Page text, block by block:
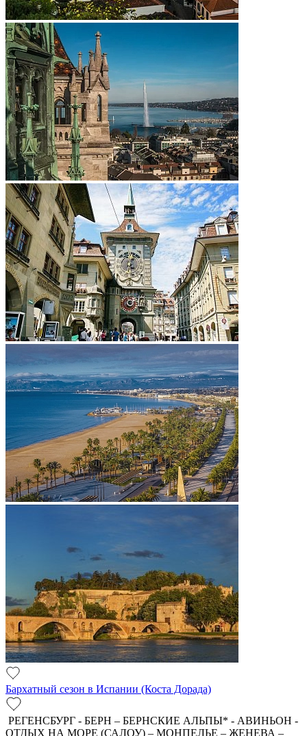
Бархатный сезон в Испании (Коста Дорада)
РЕГЕНСБУРГ - БЕРН – БЕРНСКИЕ АЛЬПЫ* - АВИНЬОН -
ОТДЫХ НА МОРЕ (САЛОУ) – МОНПЕЛЬЕ – ЖЕНЕВА –